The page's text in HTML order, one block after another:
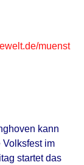
muenst
kann
im
startet das